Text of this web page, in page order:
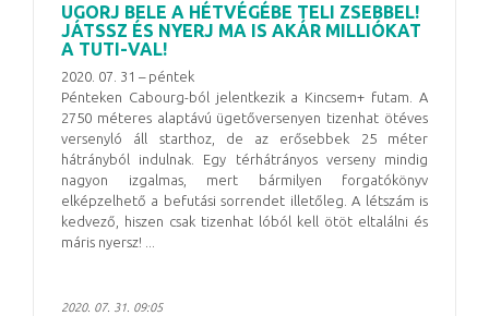
UGORJ BELE A HÉTVÉGÉBE TELI ZSEBBEL!
JÁTSSZ ÉS NYERJ MA IS AKÁR MILLIÓKAT
A TUTI-VAL!
2020. 07. 31 – péntek
Pénteken Cabourg-ból jelentkezik a Kincsem+ futam. A
2750 méteres alaptávú ügetőversenyen tizenhat ötéves
versenyló áll starthoz, de az erősebbek 25 méter
hátrányból indulnak. Egy térhátrányos verseny mindig
nagyon izgalmas, mert bármilyen forgatókönyv
elképzelhető a befutási sorrendet illetőleg. A létszám is
kedvező, hiszen csak tizenhat lóból kell ötöt eltalálni és
máris nyersz! ...
2020. 07. 31. 09:05